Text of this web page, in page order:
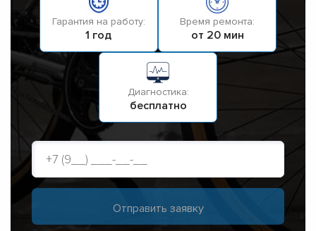
Гарантия на работу:
1 год
Время ремонта:
от 20 мин
Диагностика:
бесплатно